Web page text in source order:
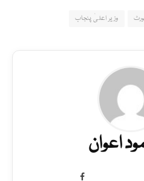
وزیر اعلیٰ پنجاب
اعوان
Facebook